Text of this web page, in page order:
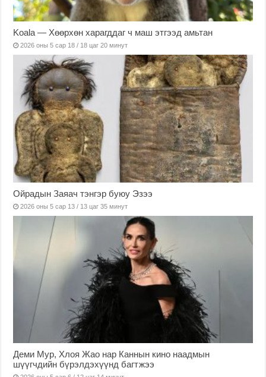
Koala — Хөөрхөн харагддаг ч маш этгээд амьтан
2026 оны 5 сар 18 / 18 цаг 20 минут
Ойрадын Заяач тэнгэр буюу Эзээ
2026 оны 5 сар 13 / 13 цаг 35 минут
Деми Мур, Хлоя Жао нар Каннын кино наадмын
шүүгчдийн бүрэлдэхүүнд багтжээ